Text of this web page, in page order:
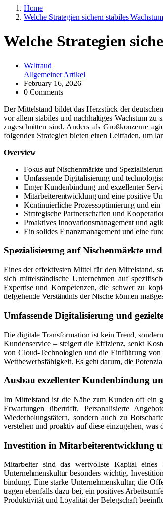
Home
Welche Strategien sichern stabiles
Welche Strategien
Waltraud
Allgemeiner Artikel
February 16, 2026
0 Comments
Der Mittelstand bildet das Herzstück der
vor allem stabiles und nachhaltiges Wachstum zu
zugeschnitten sind. Anders als Großkonzerne
folgenden Strategien bieten einen Leitfaden, um
Overview
Fokus auf Nischenmärkte und
Umfassende Digitalisierung und
Enger Kundenbindung und exzellenter
Mitarbeiterentwicklung und eine positive
Kontinuierliche Prozessoptimierung und ein
Strategische Partnerschaften und
Proaktives Innovationsmanagement und
Ein solides Finanzmanagement und eine
Spezialisierung auf Nischenmärkte
Eines der effektivsten Mittel für den Mittelstand,
sich mittelständische Unternehmen auf
Expertise und Kompetenzen, die schwer zu
tiefgehende Verständnis der Nische können
Umfassende Digitalisierung und
Die digitale Transformation ist kein Trend,
Kundenservice – steigert die Effizienz, senkt
von Cloud-Technologien und die Einführung von
Wettbewerbsfähigkeit. Es geht darum, die
Ausbau exzellenter Kundenbindung
Im Mittelstand ist die Nähe zum Kunden oft ein
Erwartungen übertrifft. Personalisierte
Wiederholungstätern, sondern auch zu
verstehen und proaktiv auf diese einzugehen,
Investition in Mitarbeiterentwicklung
Mitarbeiter sind das wertvollste Kapital eines
Unternehmenskultur besonders wichtig.
bindung. Eine starke Unternehmenskultur, die
tragen ebenfalls dazu bei, ein positives
Produktivität und Loyalität der Belegschaft